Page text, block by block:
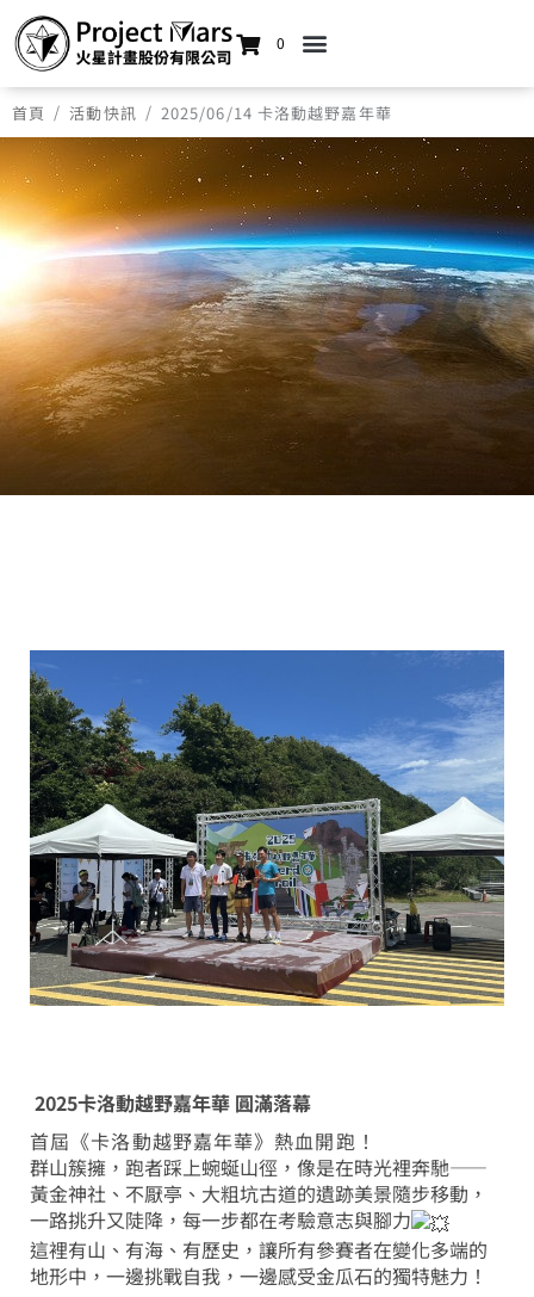
0
首頁 / 活動快訊 / 2025/06/14 卡洛動越野嘉年華
2025卡洛動越野嘉年華 圓滿落幕
首屆《卡洛動越野嘉年華》熱血開跑！
群山簇擁，跑者踩上蜿蜒山徑，像是在時光裡奔馳——
黃金神社、不厭亭、大粗坑古道的遺跡美景隨步移動，
一路挑升又陡降，每一步都在考驗意志與腳力
這裡有山、有海、有歷史，讓所有參賽者在變化多端的
地形中，一邊挑戰自我，一邊感受金瓜石的獨特魅力！